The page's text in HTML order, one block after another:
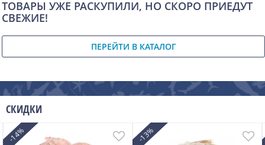
ТОВАРЫ УЖЕ РАСКУПИЛИ, НО СКОРО ПРИЕДУТ
СВЕЖИЕ!
ПЕРЕЙТИ В КАТАЛОГ
СКИДКИ
-14% -13%